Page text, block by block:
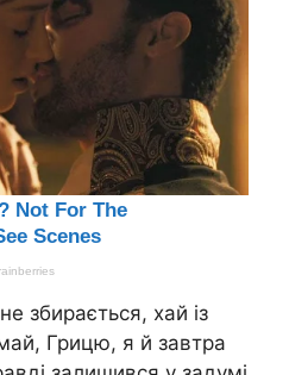
збирається, хай із
Грицю, я й завтра